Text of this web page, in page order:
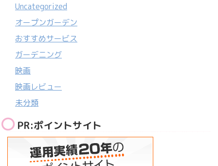
Uncategorized
オープンガーデン
おすすめサービス
ガーデニング
映画
映画レビュー
未分類
PR:ポイントサイト